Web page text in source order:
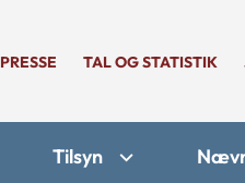
PRESSE TAL OG STATISTIK
Tilsyn